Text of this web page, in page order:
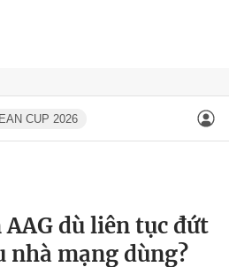
CUP 2026
AAG dù liên tục đứt
nhà mạng dùng?